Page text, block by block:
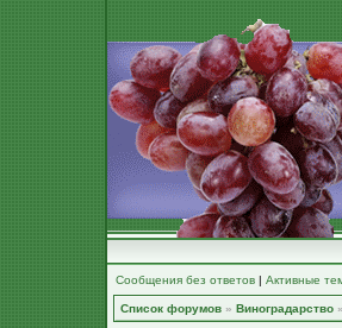
Сообщения без ответов | Активные
Список форумов » Виноградарство »